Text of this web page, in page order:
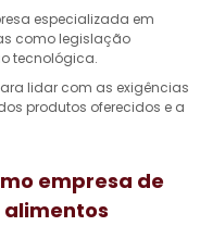
especializada em
como legislação
tecnológica.
lidar com as exigências
produtos oferecidos e a
empresa de